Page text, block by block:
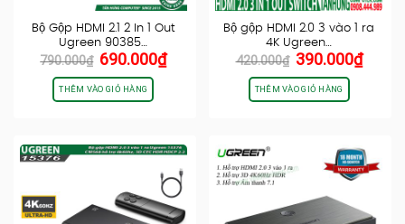
Bộ Gộp HDMI 2.1 2 In 1 Out
Ugreen 90385…
790.000₫ Giá
gốc
là:
790.000₫.
690.000₫Giá
THÊM VÀO GIỎ HÀNG
Bộ gộp HDMI 2.0 3 vào 1 ra
4K Ugreen…
420.000₫ Giá
gốc
là:
420.000₫.
390.000₫Giá
THÊM VÀO GIỎ HÀNG